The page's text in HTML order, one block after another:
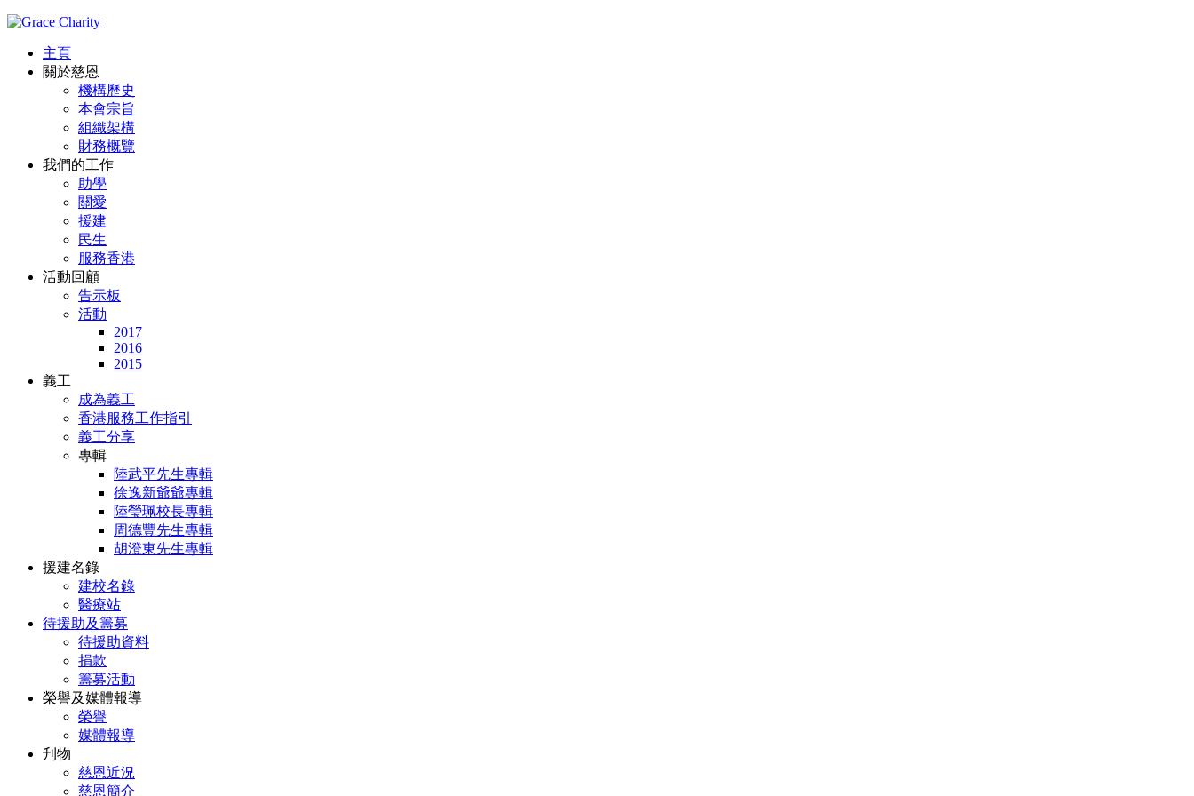
主頁
關於慈恩
機構歷史
本會宗旨
組織架構
財務概覽
我們的工作
助學
關愛
援建
民生
服務香港
活動回顧
告示板
活動
2017
2016
2015
義工
成為義工
香港服務工作指引
義工分享
專輯
陸武平先生專輯
徐逸新爺爺專輯
陸瑩珮校長專輯
周德豐先生專輯
胡澄東先生專輯
援建名錄
建校名錄
醫療站
待援助及籌募
待援助資料
捐款
籌募活動
榮譽及媒體報導
榮譽
媒體報導
刋物
慈恩近況
慈恩簡介